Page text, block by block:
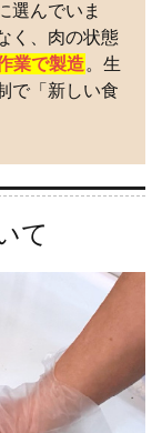
選んでいま
く、肉の状態
業で製造。生
で「新しい食
て